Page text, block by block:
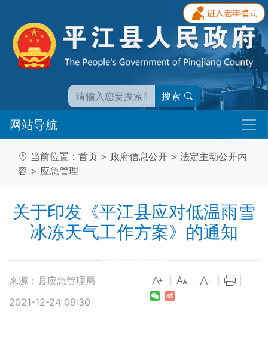
搜索
网站导航
当前位置： 首页 > 政府信息公开 > 法定主动公开内
容 > 应急管理
关于印发《平江县应对低温雨雪
冰冻天气工作方案》的通知
来源：县应急管理局
2021-12-24 09:30